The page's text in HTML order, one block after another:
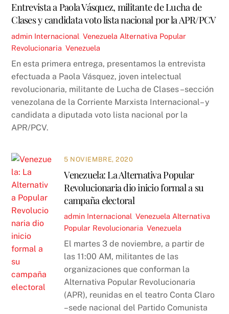
Entrevista a Paola Vásquez, militante de Lucha de
Clases y candidata voto lista nacional por la APR/PCV
admin Internacional ,Venezuela Alternativa Popular
Revolucionaria ,Venezuela
En esta primera entrega, presentamos la entrevista
efectuada a Paola Vásquez, joven intelectual
revolucionaria, militante de Lucha de Clases –sección
venezolana de la Corriente Marxista Internacional– y
candidata a diputada voto lista nacional por la
APR/PCV.
5 NOVIEMBRE, 2020
Venezuela: La Alternativa Popular
Revolucionaria dio inicio formal a su
campaña electoral
admin Internacional ,Venezuela Alternativa
Popular Revolucionaria ,Venezuela
El martes 3 de noviembre, a partir de
las 11:00 AM, militantes de las
organizaciones que conforman la
Alternativa Popular Revolucionaria
(APR), reunidas en el teatro Conta Claro
–sede nacional del Partido Comunista